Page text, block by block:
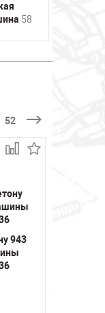
58
52
943